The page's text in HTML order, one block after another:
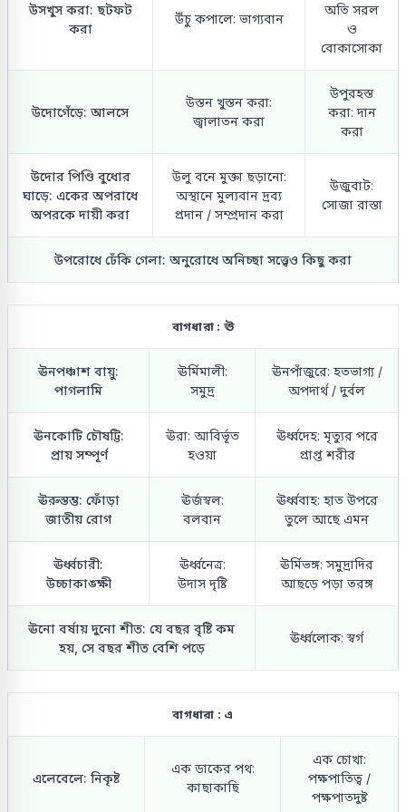
উসখুস করা: ছটফট
করা
উঁচু কপালে: ভাগ্যবান
অতি সরল
ও
বোকাসোকা
উদোগেঁড়ে: আলসে
উস্তন খুস্তন করা:
জ্বালাতন করা
উপুরহস্ত
করা: দান
করা
উদোর পিণ্ডি বুধোর
ঘাড়ে: একের অপরাধে
অপরকে দায়ী করা
উলু বনে মুক্তা ছড়ানো:
অস্থানে মুল্যবান দ্রব্য
প্রদান / সম্প্রদান করা
উজুবাট:
সোজা রাস্তা
উপরোধে ঢেঁকি গেলা: অনুরোধে অনিচ্ছা সত্ত্বেও কিছু করা
বাগধারা : ঊ
ঊনপঞ্চাশ বায়ু:
পাগলামি
ঊর্মিমালী:
সমুদ্র
ঊনপাঁজুরে: হতভাগ্য /
অপদার্থ / দুর্বল
ঊনকোটি চৌষট্টি:
প্রায় সম্পূর্ণ
ঊরা: আবির্ভূত
হওয়া
ঊর্ধ্বদেহ: মৃত্যুর পরে
প্রাপ্ত শরীর
ঊরুস্তম্ভ: ফোঁড়া
জাতীয় রোগ
ঊর্জস্বল:
বলবান
ঊর্ধ্ববাহ: হাত উপরে
তুলে আছে এমন
ঊর্ধ্বচারী:
উচ্চাকাঙ্ক্ষী
ঊর্ধ্বনেত্র:
উদাস দৃষ্টি
ঊর্মিভঙ্গ: সমুদ্রাদির
আছড়ে পড়া তরঙ্গ
ঊনো বর্ষায় দুনো শীত: যে বছর বৃষ্টি কম
হয়, সে বছর শীত বেশি পড়ে
ঊর্ধ্বলোক: স্বর্গ
বাগধারা : এ
এলেবেলে: নিকৃষ্ট
এক ডাকের পথ:
কাছাকাছি
এক চোখা:
পক্ষপাতিত্ব /
পক্ষপাতদুষ্ট